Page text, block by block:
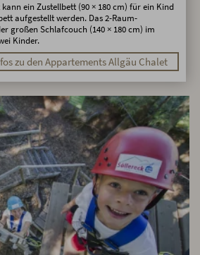
ein Zustellbett (90 × 180 cm) für ein Kind
aufgestellt werden. Das 2-Raum-
großen Schlafcouch (140 × 180 cm) im
Kinder.
zu den Appartements Allgäu Chalet